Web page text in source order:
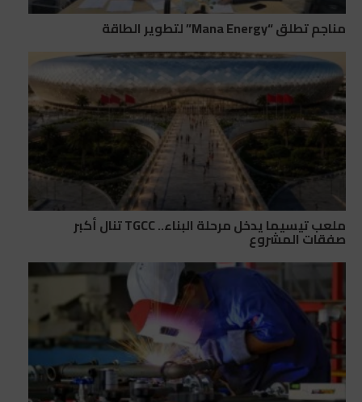
مناجم تطلق “Mana Energy” لتطوير الطاقة
ملعب تيسيما يدخل مرحلة البناء.. TGCC تنال أكبر
صفقات المشروع